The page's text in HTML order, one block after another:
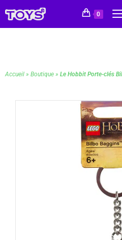
0
Accueil » Boutique » Le Hobbit Porte-clés